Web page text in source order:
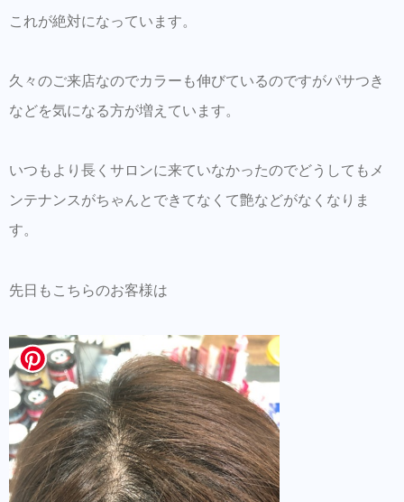
とスムーズに施術可能です。
録しておくとスタイルの保存・カルテの保存
【Routine 】メンバー募集中
これが絶対になっています。
久々のご来店なのでカラーも伸びているのですがパサつき
などを気になる方が増えています。
いつもより長くサロンに来ていなかったのでどうしてもメ
ンテナンスがちゃんとできてなくて艶などがなくなりま
す。
先日もこちらのお客様は